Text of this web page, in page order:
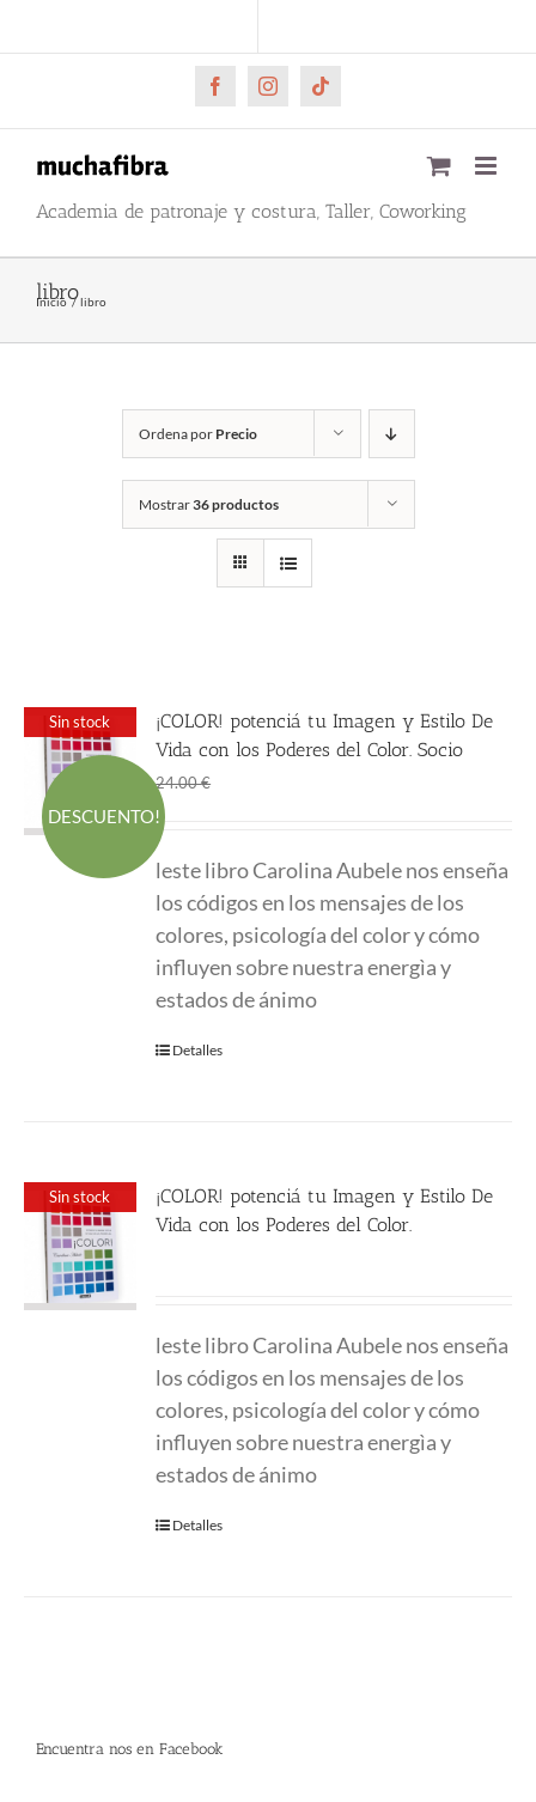
al
FacebookInstagramTiktok
Academia de patronaje y costura, Taller, Coworking
libro
Inicio libro
Ordena por Precio
Mostrar36 productos
Sin stock
DESCUENTO!
¡COLOR! potenciá tu Imagen y Estilo De
Vida con los Poderes del Color. Socio
24.00€
era:
24.00 €.
es:
18.00 €.
leste libro Carolina Aubele nos enseña
los códigos en los mensajes de los
colores, psicología del color y cómo
influyen sobre nuestra energìa y
estados de ánimo
Detalles
Sin stock
¡COLOR! potenciá tu Imagen y Estilo De
Vida con los Poderes del Color.
leste libro Carolina Aubele nos enseña
los códigos en los mensajes de los
colores, psicología del color y cómo
influyen sobre nuestra energìa y
estados de ánimo
Detalles
Encuentra nos en Facebook